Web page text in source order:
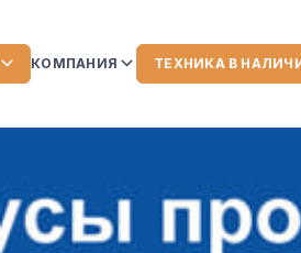
КОМПАНИЯ
ЛИЗИНГ
ТЕХНИКА В